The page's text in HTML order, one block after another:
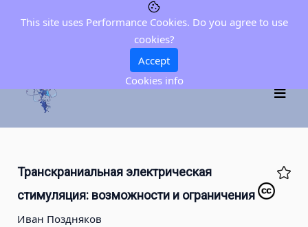
Транскраниальная электрическая
стимуляция: возможности и ограничения
Иван Поздняков
This site uses Performance Cookies. Do you agree to use
cookies?
Accept
Cookies info